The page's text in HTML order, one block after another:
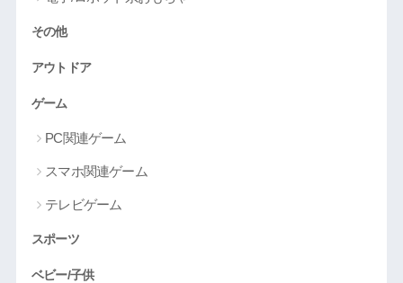
その他
アウトドア
ゲーム
PC関連ゲーム
スマホ関連ゲーム
テレビゲーム
スポーツ
ベビー/子供